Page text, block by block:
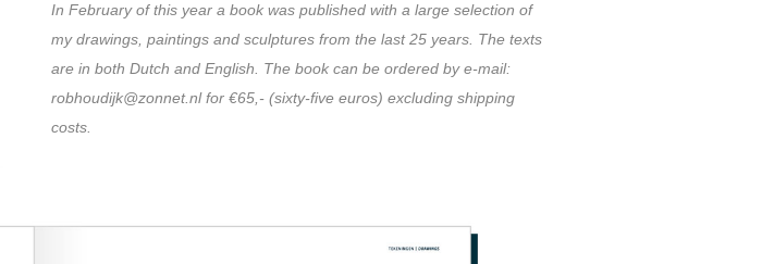
In February of this year a book was published with a large selection of
my drawings, paintings and sculptures from the last 25 years. The texts
are in both Dutch and English. The book can be ordered by e-mail:
robhoudijk@zonnet.nl for €65,- (sixty-five euros) excluding shipping
costs.